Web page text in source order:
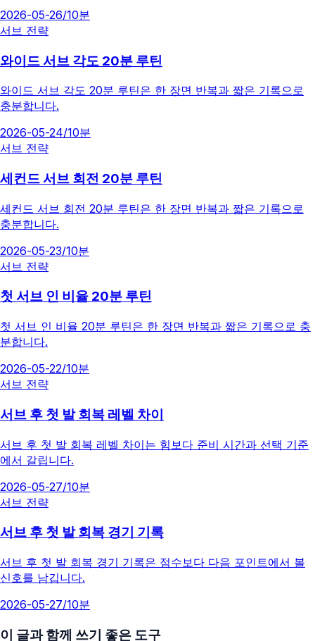
2026-05-26/10분
서브 전략
와이드 서브 각도 20분 루틴
와이드 서브 각도 20분 루틴은 한 장면 반복과 짧은 기록으로
충분합니다.
2026-05-24/10분
서브 전략
세컨드 서브 회전 20분 루틴
세컨드 서브 회전 20분 루틴은 한 장면 반복과 짧은 기록으로
충분합니다.
2026-05-23/10분
서브 전략
첫 서브 인 비율 20분 루틴
첫 서브 인 비율 20분 루틴은 한 장면 반복과 짧은 기록으로 충
분합니다.
2026-05-22/10분
서브 전략
서브 후 첫 발 회복 레벨 차이
서브 후 첫 발 회복 레벨 차이는 힘보다 준비 시간과 선택 기준
에서 갈립니다.
2026-05-27/10분
서브 전략
서브 후 첫 발 회복 경기 기록
서브 후 첫 발 회복 경기 기록은 점수보다 다음 포인트에서 볼
신호를 남깁니다.
2026-05-27/10분
이 글과 함께 쓰기 좋은 도구